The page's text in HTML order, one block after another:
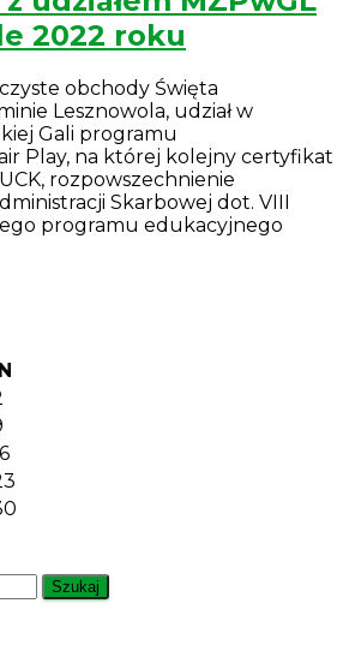
2022 roku
obchody Święta
Lesznowola, udział w
Gali programu
Play, na której kolejny certyfikat
rozpowszechnienie
Skarbowej dot. VIII
programu edukacyjnego
N